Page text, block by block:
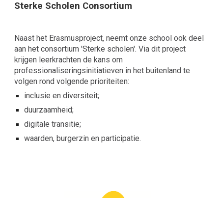
Sterke Scholen Consortium
Naast het Erasmusproject, neemt onze school ook deel
aan het consortium 'Sterke scholen'. Via dit project
krijgen leerkrachten de kans om
professionaliseringsinitiatieven in het buitenland te
volgen rond volgende prioriteiten:
inclusie en diversiteit;
duurzaamheid;
digitale transitie;
waarden, burgerzin en participatie.